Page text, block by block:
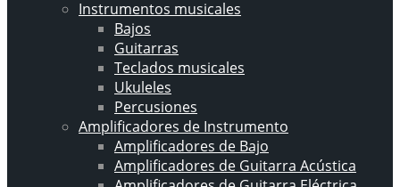
Instrumentos musicales
Bajos
Guitarras
Teclados musicales
Ukuleles
Percusiones
Amplificadores de Instrumento
Amplificadores de Bajo
Amplificadores de Guitarra Acústica